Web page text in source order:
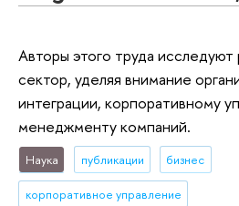
Авторы этого труда
сектор, уделяя внимание
интеграции, корпоративному
менеджменту компаний.
Наука публикации бизнес
корпоративное управление